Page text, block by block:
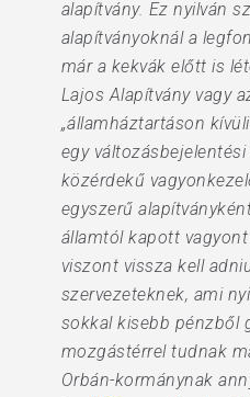
alapítvány. Ez nyilván
alapítványoknál a
már a kekvák előtt is
Lajos Alapítvány vagy
„államháztartáson
egy
közérdekű
egyszerű
államtól kapott
viszont vissza kell
szervezeteknek, ami
sokkal kisebb pénzből
mozgástérrel tudnak
Orbán-kormánynak